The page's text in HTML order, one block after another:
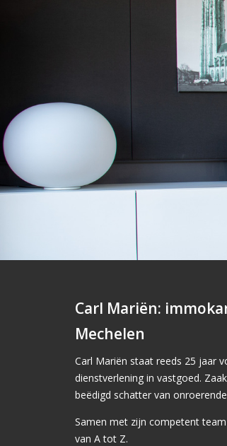
Carl Mariën:
Mechelen
Carl Mariën staat reeds 25 jaar
dienstverlening in vastgoed.
beëdigd schatter van
Samen met zijn competent
van A tot Z.